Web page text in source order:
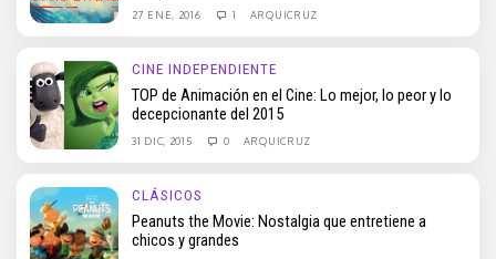
27 ENE, 2016 1 ARQUICRUZ
CINE INDEPENDIENTE
TOP de Animación en el Cine: Lo mejor, lo peor y lo
decepcionante del 2015
31 DIC, 2015 0 ARQUICRUZ
CLÁSICOS
Peanuts the Movie: Nostalgia que entretiene a
chicos y grandes